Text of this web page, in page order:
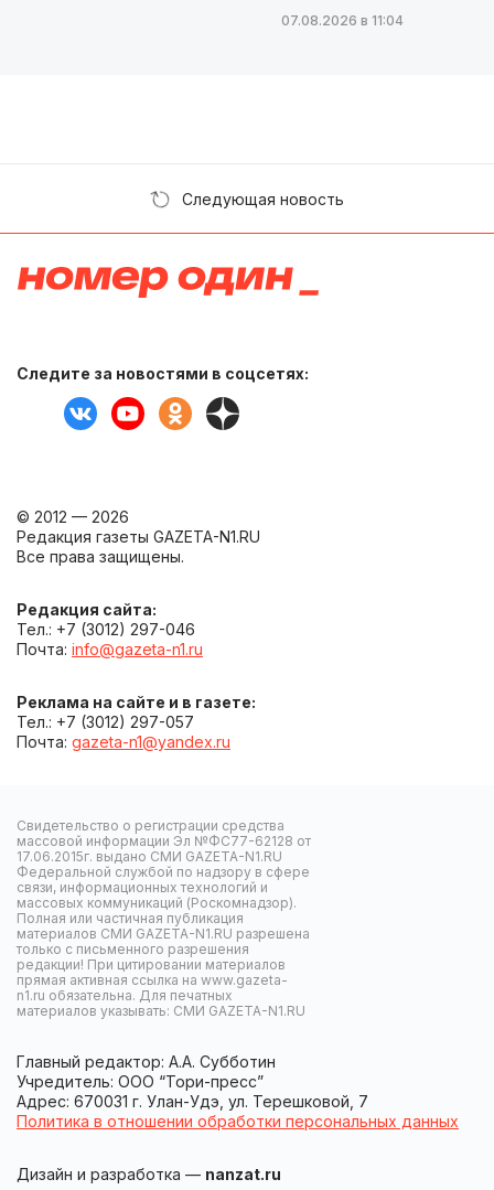
07.08.2026 в 11:04
Следующая новость
Следите за новостями в соцсетях:
© 2012 — 2026
Редакция газеты GAZETA-N1.RU
Все права защищены.
Редакция сайта:
Тел.: +7 (3012) 297-046
Почта: info@gazeta-n1.ru
Реклама на сайте и в газете:
Тел.: +7 (3012) 297-057
Почта: gazeta-n1@yandex.ru
Свидетельство о регистрации средства
массовой информации Эл №ФС77-62128 от
17.06.2015г. выдано СМИ GAZETA-N1.RU
Федеральной службой по надзору в сфере
связи, информационных технологий и
массовых коммуникаций (Роскомнадзор).
Полная или частичная публикация
материалов СМИ GAZETA-N1.RU разрешена
только с письменного разрешения
редакции! При цитировании материалов
прямая активная ссылка на www.gazeta-
n1.ru обязательна. Для печатных
материалов указывать: СМИ GAZETA-N1.RU
Главный редактор: А.А. Субботин
Учредитель: ООО “Тори-пресс”
Адрес: 670031 г. Улан-Удэ, ул. Терешковой, 7
Политика в отношении обработки персональных данных
Дизайн и разработка — nanzat.ru